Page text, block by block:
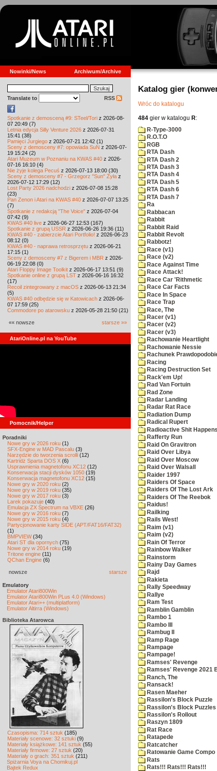
Nowinki/News Archiwum/Archive
Translate to RSS
Spotkanie z demosceną #9: STeel/Tori z 2026-08-
07 20:49 (7)
Letnia edycja Silly Venture 2026 z 2026-07-31
15:41 (38)
Pamięci Jurgiego z 2026-07-21 12:42 (1)
Sceny z demosceny #7: opowiada SuN z 2026-07-
19 15:24 (2)
Atari Muzeum w Poznaniu na KWAS #40 z 2026-
07-16 16:10 (4)
Nie żyje kolega Pecuś z 2026-07-13 18:00 (30)
Sceny z demosceny #7 - Grzegorz "Sun" Żyła z
2026-07-12 17:29 (12)
Lost Party 2026 nadchodzi z 2026-07-08 15:28
(23)
Pan Zenon i Atari na KWAS #40 z 2026-07-07 13:25
(7)
Spotkanie z redakcją "The Voice" z 2026-07-04
07:42 (9)
KWAS #40 live z 2026-06-27 12:53 (167)
Spotkanie z grupą USSR z 2026-06-26 19:36 (11)
KWAS #40 - zabierzcie Atari Portfolio! z 2026-06-23
08:12 (0)
KWAS #40 - naprawa retrosprzętu z 2026-06-21
17:15 (1)
Sceny z demosceny #7 z Bigerem i MBR z 2026-
06-19 22:08 (0)
Atari Floppy Image Toolkit z 2026-06-17 13:51 (9)
Spotkanie online z grupą LST z 2026-06-16 16:32
(17)
Recoil zintegrowany z macOS z 2026-06-13 21:34
(5)
KWAS #40 odbędzie się w Katowicach z 2026-06-
07 17:59 (25)
Commodore po atarowsku z 2026-05-28 21:50 (21)
«« nowsze starsze »»
AtariOnline.pl na YouTube
Pomocnik/Helper
Poradniki
Nowe gry w 2026 roku (1)
SFX-Engine w MAD Pascalu (3)
Narzędzie do tworzenia scrolli (12)
Kartridż Sparta DOS X (6)
Usprawnienia magnetofonu XC12 (12)
Konserwacja stacji dysków 1050 (19)
Konserwacja magnetofonu XC12 (15)
Nowe gry w 2020 roku (2)
Nowe gry w 2019 roku (35)
Nowe gry w 2017 roku (3)
Larek pokazuje (40)
Emulacja ZX Spectrum na VBXE (26)
Nowe gry w 2016 roku (7)
Nowe gry w 2015 roku (4)
Partycjonowanie karty SIDE (APT/FAT16/FAT32)
(1)
BMPVIEW(34)
Atari ST dla opornych (75)
Nowe gry w 2014 roku (19)
Tritone engine (11)
QChan Engine (6)
nowsze starsze
Emulatory
Emulator Atari800Win
Emulator Atari800Win PLus 4.0 (Windows)
Emulator Atari++ (multiplatform)
Emulator Altirra (Windows)
Biblioteka Atarowca
Czasopisma: 714 sztuk (185)
Materiały scenowe: 32 sztuki (9)
Materiały książkowe: 141 sztuk (55)
Materiały firmowe: 27 sztuk (20)
Materiały o grach: 351 sztuk (211)
Spiżarnia Voya na Chomikuj.pl
Bajtek Redux
Katalog gier
Wróc do katalogu
484 gier w katalogu R:
R-Type-3000
R.O.T.O
RGB
RTA Dash
RTA Dash 2
RTA Dash 3
RTA Dash 4
RTA Dash 5
RTA Dash 6
RTA Dash 7
Ra
Rabbacan
Rabbit
Rabbit Raid
Rabbit Revolt
Rabbotz!
Race (v1)
Race (v2)
Race Against Time
Race Attack!
Race Car 'Rithmetic
Race Car Facts
Race In Space
Race Trap
Race, The
Racer (v1)
Racer (v2)
Racer (v3)
Rachowanie Heartlight
Rachowanie Nessie
Rachunek
Racing
Racing Destruction Set
Rack'em Up!
Rad Van Fortuin
Rad Zone
Radar Landing
Radar Rat Race
Radiation Dump
Radical Rupert
Radioactive Shit
Rafferty Run
Raid On Gravitron
Raid Over Libya
Raid Over Moscow
Raid Over Walsall
Raider 1997
Raiders Of Space
Raiders Of The Lost Ark
Raiders Of The Reebok
Raidus!
Railking
Rails West!
Raim (v1)
Raim (v2)
Rain Of Terror
Rainbow Walker
Rainstorm
Rainy Day Games
Rajd
Rakieta
Rally Speedway
Rallye
Ram Test
Ramblin Gamblin
Rambo 1
Rambo III
Rambug II
Ramp Rage
Rampage
Rampage!
Ramses' Revenge
Ramses' Revenge 2021
Ranch, The
Ransack!
Rasen Maeher
Rassilon's Block Puzzle
Rassilon's Block Puzzles
Rassilon's Rollout
Raszyn 1809
Rat Race
Ratapede
Ratcatcher
Ratowanie Game Compo
Rats
Rats!!! Rats!!! Rats!!!